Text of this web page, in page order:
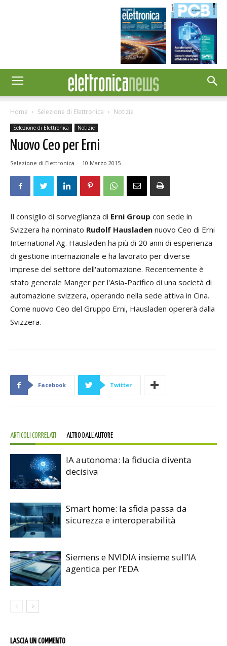
Home Selezione di Elettronica Notizie
Selezione di Elettronica Notizie
Nuovo Ceo per Erni
Selezione di Elettronica - 10 Marzo 2015
Il consiglio di sorveglianza di Erni Group con sede in
Svizzera ha nominato Rudolf Hausladen nuovo Ceo di Erni
International Ag. Hausladen ha più di 20 anni di esperienza
di gestione internazionale e ha lavorato per diverse
imprese del settore dell'automazione. Recentemente è
stato generale Manger per l'Asia-Pacifico di una società di
automazione svizzera, operando nella sede attiva in Cina.
Come nuovo Ceo del Gruppo Erni, Hausladen opererà dalla
Svizzera.
Facebook Twitter
ARTICOLI CORRELATI ALTRO DALL'AUTORE
IA autonoma: la fiducia diventa
decisiva
Smart home: la sfida passa da
sicurezza e interoperabilità
Siemens e NVIDIA insieme sull’IA
agentica per l’EDA
LASCIA UN COMMENTO